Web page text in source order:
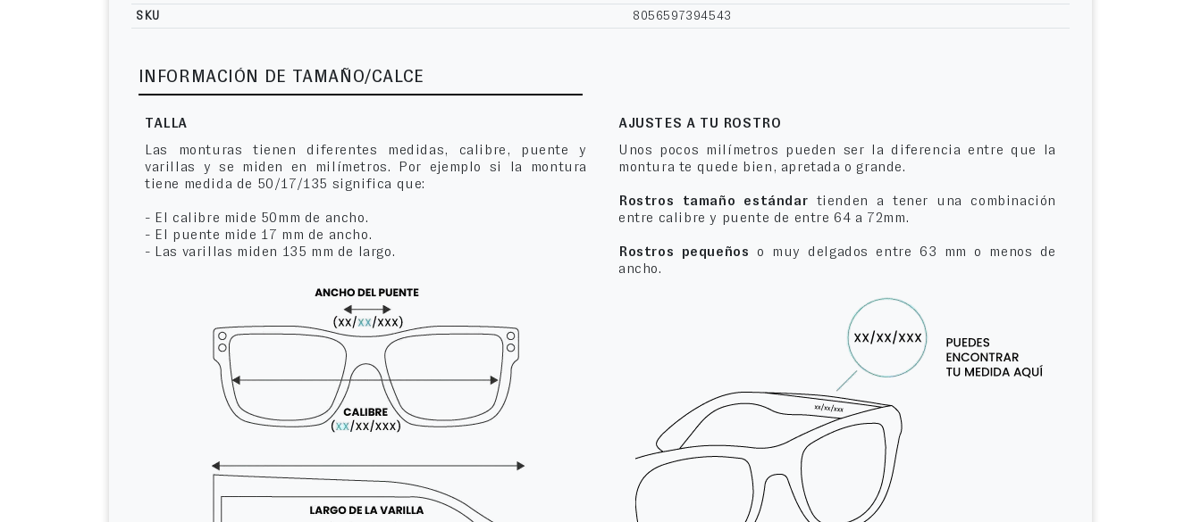
SKU
8056597394543
INFORMACIÓN DE TAMAÑO/CALCE
TALLA
Las monturas tienen diferentes medidas, calibre, puente y
varillas y se miden en milímetros. Por ejemplo si la montura
tiene medida de 50/17/135 significa que:
- El calibre mide 50mm de ancho.
- El puente mide 17 mm de ancho.
- Las varillas miden 135 mm de largo.
AJUSTES A TU ROSTRO
Unos pocos milímetros pueden ser la diferencia entre que la
montura te quede bien, apretada o grande.
Rostros tamaño estándar tienden a tener una combinación
entre calibre y puente de entre 64 a 72mm.
Rostros pequeños o muy delgados entre 63 mm o menos de
ancho.